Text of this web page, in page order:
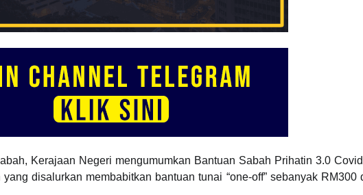
Kerajaan Negeri mengumumkan Bantuan Sabah Prihatin 3.0
disalurkan membabitkan bantuan tunai “one-off” sebanyak RM300